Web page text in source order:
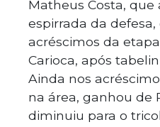
Matheus Costa,
espirrada da
acréscimos da
Carioca, após
Ainda nos
na área, ganhou de
diminuiu para o